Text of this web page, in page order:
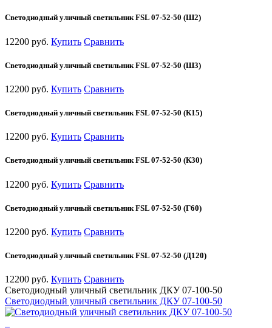
Светодиодный уличный светильник FSL 07-52-50 (Ш2)
12200 руб. Купить Сравнить
Светодиодный уличный светильник FSL 07-52-50 (Ш3)
12200 руб. Купить Сравнить
Светодиодный уличный светильник FSL 07-52-50 (К15)
12200 руб. Купить Сравнить
Светодиодный уличный светильник FSL 07-52-50 (К30)
12200 руб. Купить Сравнить
Светодиодный уличный светильник FSL 07-52-50 (Г60)
12200 руб. Купить Сравнить
Светодиодный уличный светильник FSL 07-52-50 (Д120)
12200 руб. Купить Сравнить
Светодиодный уличный светильник ДКУ 07-100-50
Светодиодный уличный светильник ДКУ 07-100-50